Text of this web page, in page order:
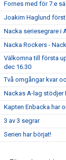
Fornes med för 7:e
Joakim Haglund
Nacka seriesegrare i
Nacka Rockers -
Välkomna till första
dec 16.30
Två omgångar kvar
Nackas A-lag stödjer
Kapten Enbacka har
3 av 3 segrar
Serien har börjat!